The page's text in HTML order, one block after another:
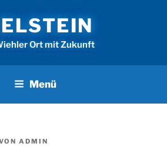
Ort mit Zukunft
Menü
ADMIN